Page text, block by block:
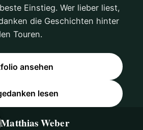
Einstieg. Wer lieber liest,
die Geschichten hinter
Touren.
ansehen
lesen
Matthias Weber